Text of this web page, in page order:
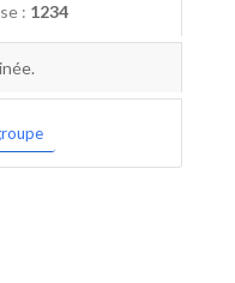
: 1234